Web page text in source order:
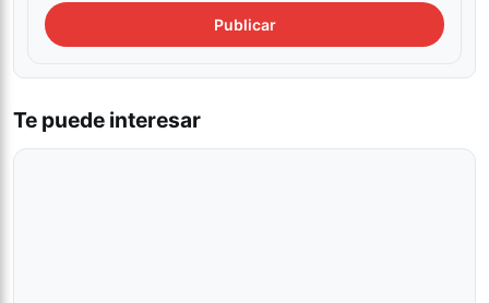
Te puede interesar